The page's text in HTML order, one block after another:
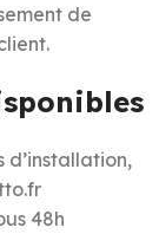
de
d’installation,
48h